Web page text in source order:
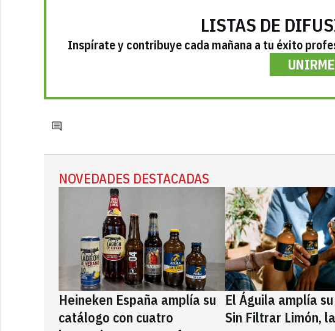
LISTAS DE
Inspírate y contribuye cada mañana a tu éxito
UNIRME
NOVEDADES DESTACADAS
Heineken España amplía su
catálogo con cuatro
El Águila amplía
Sin Filtrar Limón,